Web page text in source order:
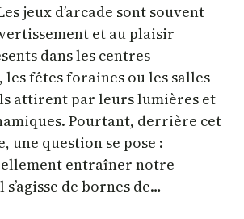
jeux d’arcade sont souvent
et au plaisir
dans les centres
fêtes foraines ou les salles
attirent par leurs lumières et
Pourtant, derrière cet
une question se pose :
entraîner notre
s’agisse de bornes de…